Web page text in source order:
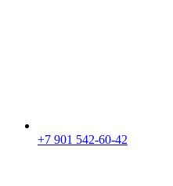
+7 901 542-60-42